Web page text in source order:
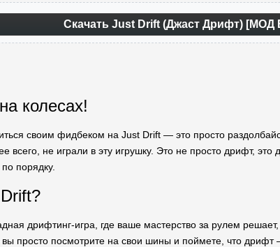
Скачать Just Drift (Джаст Дрифт) [МОД
колесах!
своим фидбеком на Just Drift — это просто
всего, не играли в эту игрушку. Это не просто дрифт,
порядку.
дрифтинг-игра, где ваше мастерство за рулем
просто посмотрите на свои шины и поймете, что дрифт